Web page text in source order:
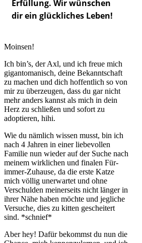
Erfüllung. Wir wünschen
dir ein glückliches Leben!
Moinsen!
Ich bin’s, der Axl, und ich freue mich
gigantomanisch, deine Bekanntschaft
zu machen und dich hoffentlich so von
mir zu überzeugen, dass du gar nicht
mehr anders kannst als mich in dein
Herz zu schließen und sofort zu
adoptieren, hihi.
Wie du nämlich wissen musst, bin ich
nach 4 Jahren in einer liebevollen
Familie nun wieder auf der Suche nach
meinem wirklichen und finalen Für-
immer-Zuhause, da die erste Katze
mich völlig unerwartet und ohne
Verschulden meinerseits nicht länger in
ihrer Nähe haben möchte und jegliche
Versuche, dies zu kitten gescheitert
sind. *schnief*
Aber hey! Dafür bekommst du nun die